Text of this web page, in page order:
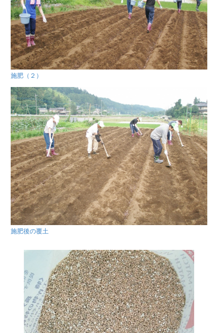
施肥（２）
施肥後の覆土